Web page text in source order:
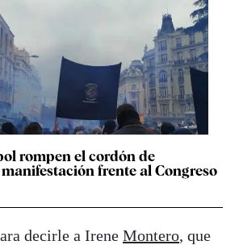
rompen el cordón de
frente al Congreso
decirle a Irene Montero, que